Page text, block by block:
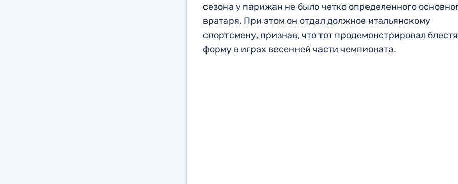
сезона у парижан не было четко определенного
вратаря. При этом он отдал должное итальянскому
спортсмену, признав, что тот продемонстрировал
форму в играх весенней части чемпионата.